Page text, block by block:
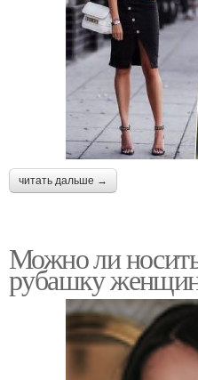
читать дальше →
Можно ли
рубашку